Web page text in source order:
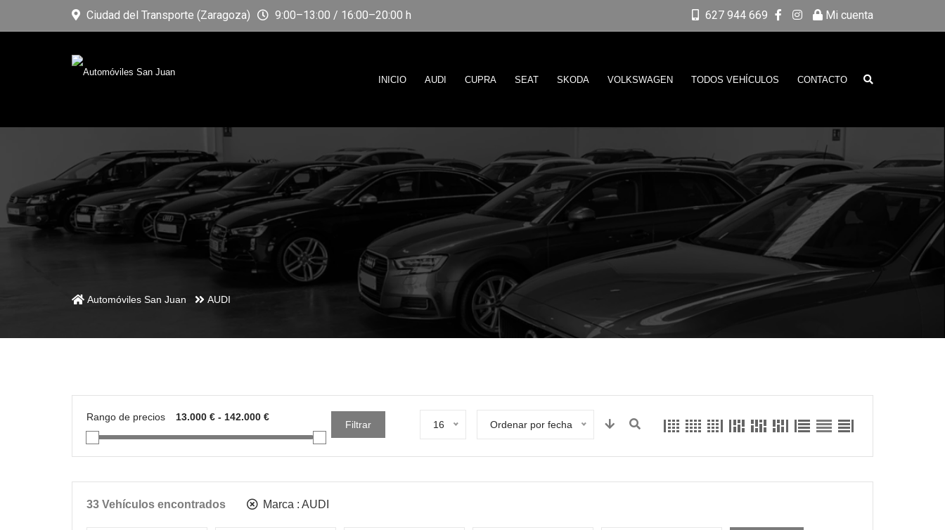
Ciudad del Transporte (Zaragoza) 9:00–13:00 / 16:00–20:00 h 627 944 669 Mi cuenta
INICIO AUDI CUPRA SEAT SKODA VOLKSWAGEN TODOS VEHÍCULOS CONTACTO
Automóviles San Juan AUDI
Rango de precios
Filtrar 16 Ordenar por fecha
33 Vehículos encontrados Marca : AUDI